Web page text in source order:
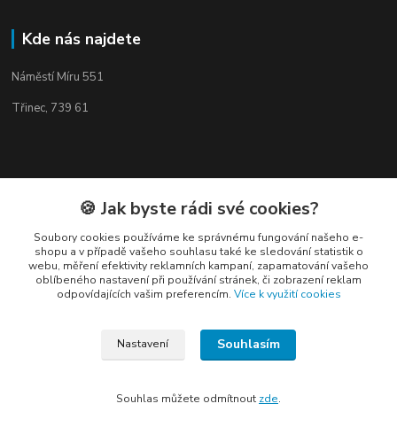
Kde nás najdete
Náměstí Míru 551
Třinec, 739 61
Kontakty
(Po-Pá, 9-16 hod.)
🍪 Jak byste rádi své cookies?
Soubory cookies používáme ke správnému fungování našeho e-
shopu a v případě vašeho souhlasu také ke sledování statistik o
webu, měření efektivity reklamních kampaní, zapamatování vašeho
oblíbeného nastavení při používání stránek, či zobrazení reklam
odpovídajících vašim preferencím. Více k využití cookies
Nastavení Souhlasím
Souhlas můžete odmítnout zde.